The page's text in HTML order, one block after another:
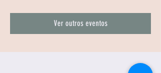
Ver outros eventos